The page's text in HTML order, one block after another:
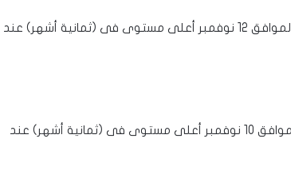
ارتفعت عملة الربيل بحوالي 35% ،وسجلت اليوم الثلاثاء الموافق 12 نوفمبر أعلى مستوى فى (ثمانية أشهر) عند
ارتفعت عملة كاردانو بحوالي 97% ،وسجلت يوم الأحد الموافق 10 نوفمبر أعلى مستوى فى (ثمانية أشهر) عند